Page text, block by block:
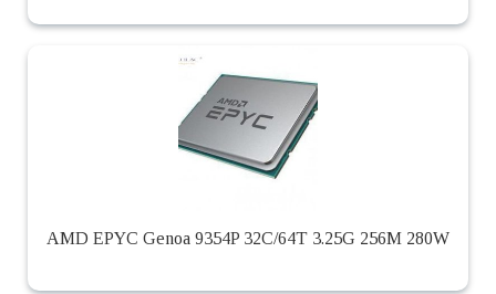
AMD EPYC Genoa 9354P 32C/64T 3.25G 256M 280W